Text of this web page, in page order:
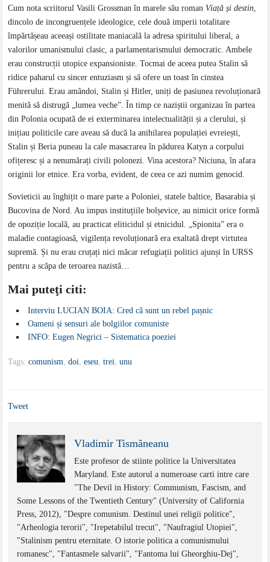
Cum nota scriitorul Vasili Grossman în marele său roman Viață și destin,
dincolo de incongruențele ideologice, cele două imperii totalitare
împărtășeau aceeași ostilitate maniacală la adresa spiritului liberal, a
valorilor umanismului clasic, a parlamentarismului democratic. Ambele
erau construcții utopice expansioniste. Tocmai de aceea putea Stalin să
ridice paharul cu sincer entuziasm și să ofere un toast în cinstea
Führerului. Erau amândoi, Stalin și Hitler, uniți de pasiunea revoluționară
menită să distrugă „lumea veche”. În timp ce naziștii organizau în partea
din Polonia ocupată de ei exterminarea intelectualității și a clerului, și
inițiau politicile care aveau să ducă la anihilarea populației evreiești,
Stalin și Beria puneau la cale masacrarea în pădurea Katyn a corpului
ofițeresc și a nenumărați civili polonezi. Vina acestora? Niciuna, în afara
originii lor etnice. Era vorba, evident, de ceea ce azi numim genocid.
Sovieticii au înghițit o mare parte a Poloniei, statele baltice, Basarabia și
Bucovina de Nord. Au impus instituțiile bolșevice, au nimicit orice formă
de opoziție locală, au practicat eliticidul și etnicidul. „Spionita” era o
maladie contagioasă, vigilența revoluționară era exaltată drept virtutea
supremă. Și nu erau cruțați nici măcar refugiații politici ajunși în URSS
pentru a scăpa de teroarea nazistă…
Mai puteţi citi:
Interviu LUCIAN BOIA: Cred că sunt un rebel pașnic
Oameni și sensuri ale bolgiilor comuniste
INFO: Eugen Negrici – Sistematica poeziei
Tags:comunism,doi,eseu,trei,unu
Tweet
Vladimir Tismăneanu
Este profesor de stiinte politice la Universitatea
Maryland. Este autorul a numeroase carti intre care
"The Devil in History: Communism, Fascism, and
Some Lessons of the Twentieth Century" (University of California
Press, 2012), "Despre comunism. Destinul unei religii politice",
"Arheologia terorii", "Irepetabilul trecut", "Naufragiul Utopiei",
"Stalinism pentru eternitate. O istorie politica a comunismului
romanesc", "Fantasmele salvarii", "Fantoma lui Gheorghiu-Dej",